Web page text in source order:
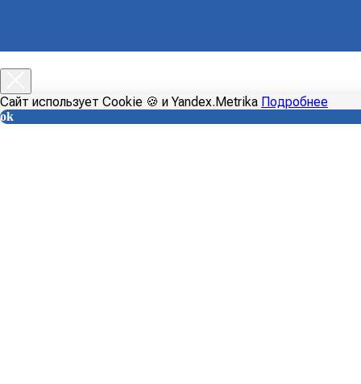
Сайт использует Cookie 🍪 и Yandex.Metrika Подробнее
ok